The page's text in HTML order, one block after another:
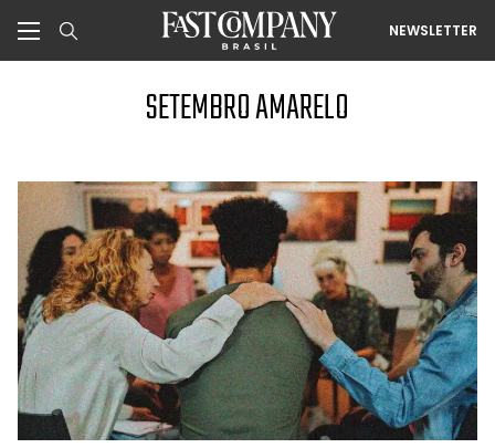
NEWSLETTER
SETEMBRO AMARELO